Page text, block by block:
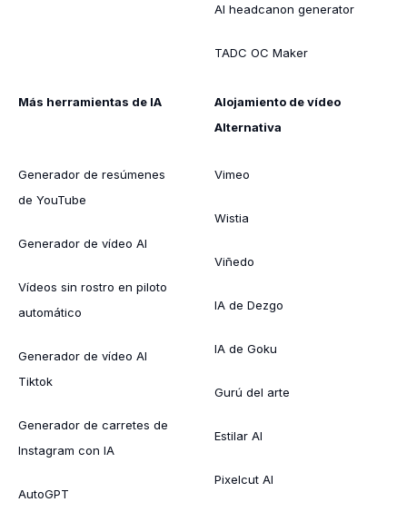
AI headcanon generator
TADC OC Maker
Más herramientas de IA
Generador de resúmenes
de YouTube
Generador de vídeo AI
Vídeos sin rostro en piloto
automático
Generador de vídeo AI
Tiktok
Generador de carretes de
Instagram con IA
AutoGPT
Alojamiento de vídeo
Alternativa
Vimeo
Wistia
Viñedo
IA de Dezgo
IA de Goku
Gurú del arte
Estilar AI
Pixelcut AI